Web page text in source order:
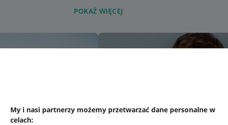
My i nasi partnerzy możemy przetwarzać dane personalne w
celach:
POKAŻ WIĘCEJ